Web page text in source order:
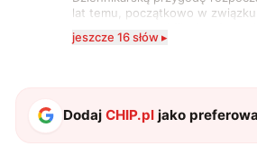
lat temu, początkowo w
komputerowych i filmów.
zdecydowanie częściej na
także uprawiać oraz oglądać
jeszcze 16 słów ▸
DodajCHIP.pl jako